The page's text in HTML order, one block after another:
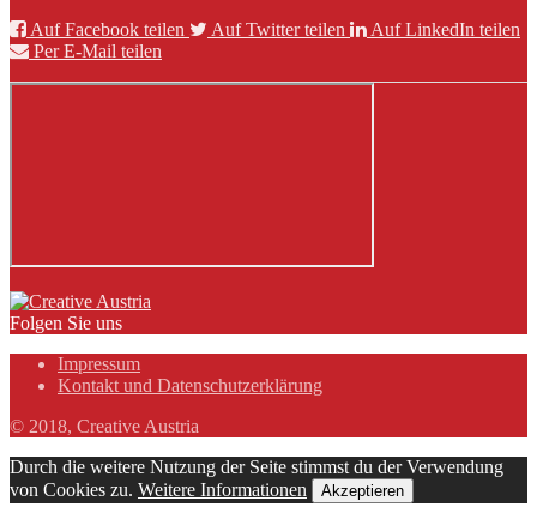
Auf Facebook teilen
Auf Twitter teilen
Auf LinkedIn teilen
Per E-Mail teilen
Folgen Sie uns
Impressum
Kontakt und Datenschutzerklärung
© 2018, Creative Austria
Durch die weitere Nutzung der Seite stimmst du der Verwendung
von Cookies zu. Weitere Informationen Akzeptieren